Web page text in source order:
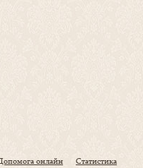
онлайн Статистика